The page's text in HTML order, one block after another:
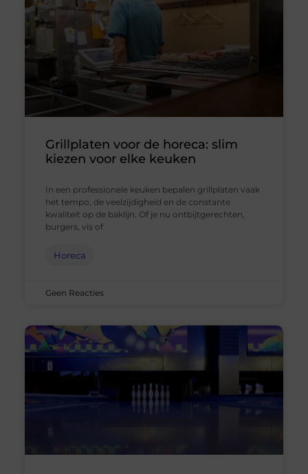
Grillplaten voor de horeca: slim
kiezen voor elke keuken
In een professionele keuken bepalen grillplaten vaak
het tempo, de veelzijdigheid en de constante
kwaliteit op de baklijn. Of je nu ontbijtgerechten,
burgers, vis of
Horeca
Geen Reacties